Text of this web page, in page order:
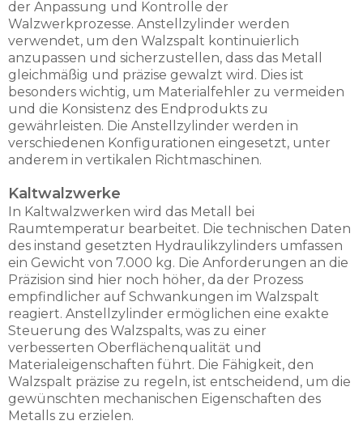
der Anpassung und Kontrolle der
Walzwerkprozesse. Anstellzylinder werden
verwendet, um den Walzspalt kontinuierlich
anzupassen und sicherzustellen, dass das Metall
gleichmäßig und präzise gewalzt wird. Dies ist
besonders wichtig, um Materialfehler zu vermeiden
und die Konsistenz des Endprodukts zu
gewährleisten. Die Anstellzylinder werden in
verschiedenen Konfigurationen eingesetzt, unter
anderem in vertikalen Richtmaschinen.
Kaltwalzwerke
In Kaltwalzwerken wird das Metall bei
Raumtemperatur bearbeitet. Die technischen Daten
des instand gesetzten Hydraulikzylinders umfassen
ein Gewicht von 7.000 kg. Die Anforderungen an die
Präzision sind hier noch höher, da der Prozess
empfindlicher auf Schwankungen im Walzspalt
reagiert. Anstellzylinder ermöglichen eine exakte
Steuerung des Walzspalts, was zu einer
verbesserten Oberflächenqualität und
Materialeigenschaften führt. Die Fähigkeit, den
Walzspalt präzise zu regeln, ist entscheidend, um die
gewünschten mechanischen Eigenschaften des
Metalls zu erzielen.